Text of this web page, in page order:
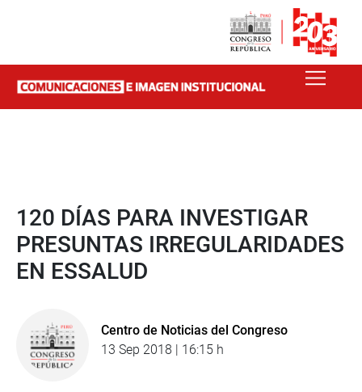
120 DÍAS PARA INVESTIGAR
PRESUNTAS IRREGULARIDADES
EN ESSALUD
Centro de Noticias del Congreso
13 Sep 2018 | 16:15 h